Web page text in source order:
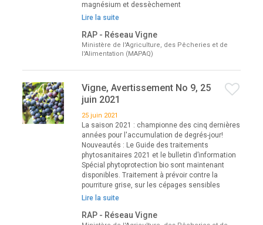
magnésium et dessèchement
Lire la suite
RAP - Réseau Vigne
Ministère de l'Agriculture, des Pêcheries et de
l'Alimentation (MAPAQ)
Vigne, Avertissement No 9, 25
juin 2021
25 juin 2021
La saison 2021 : championne des cinq dernières
années pour l'accumulation de degrés-jour!
Nouveautés : Le Guide des traitements
phytosanitaires 2021 et le bulletin d’information
Spécial phytoprotection bio sont maintenant
disponibles. Traitement à prévoir contre la
pourriture grise, sur les cépages sensibles
Lire la suite
RAP - Réseau Vigne